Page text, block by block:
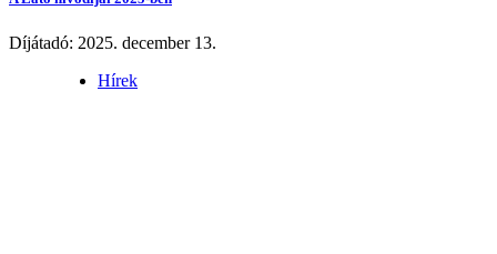
Díjátadó: 2025. december 13.
Hírek